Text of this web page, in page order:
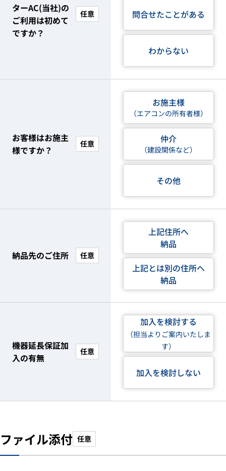
ターAC(当社)の
ご利用は初めて
ですか？
任意 問合せたことがある
わからない
お客様はお施主
様ですか？
任意
お施主様
（エアコンの所有者様）
仲介
（建設関係など）
その他
納品先のご住所 任意
上記住所へ
納品
上記とは別の住所へ
納品
機器延長保証加
入の有無
任意
加入を検討する
（担当よりご案内いたしま
す）
加入を検討しない
ファイル添付 任意